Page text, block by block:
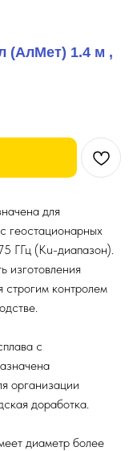
(АлМет) 1.4 м ,
для
геостационарных
ГГц (Ku-диапазон).
изготовления
контролем
с
организации
доработка.
диаметр более